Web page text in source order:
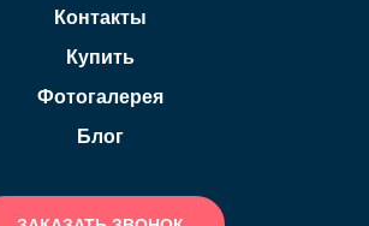
Контакты
Купить
Фотогалерея
Блог